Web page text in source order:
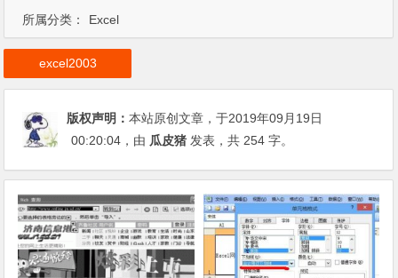
所属分类： Excel
excel2003
版权声明：本站原创文章，于2019年09月19日
00:20:04 ，由 瓜皮猪 发表，共 254 字。